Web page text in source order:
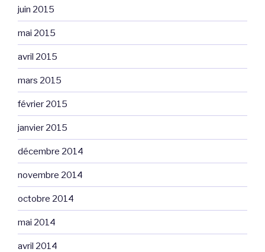
juin 2015
mai 2015
avril 2015
mars 2015
février 2015
janvier 2015
décembre 2014
novembre 2014
octobre 2014
mai 2014
avril 2014